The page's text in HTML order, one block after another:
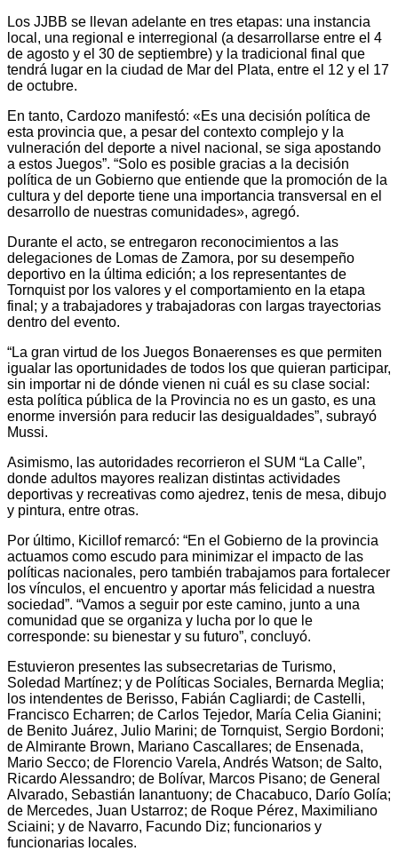
Los JJBB se llevan adelante en tres etapas: una instancia
local, una regional e interregional (a desarrollarse entre el 4
de agosto y el 30 de septiembre) y la tradicional final que
tendrá lugar en la ciudad de Mar del Plata, entre el 12 y el 17
de octubre.
En tanto, Cardozo manifestó: «Es una decisión política de
esta provincia que, a pesar del contexto complejo y la
vulneración del deporte a nivel nacional, se siga apostando
a estos Juegos”. “Solo es posible gracias a la decisión
política de un Gobierno que entiende que la promoción de la
cultura y del deporte tiene una importancia transversal en el
desarrollo de nuestras comunidades», agregó.
Durante el acto, se entregaron reconocimientos a las
delegaciones de Lomas de Zamora, por su desempeño
deportivo en la última edición; a los representantes de
Tornquist por los valores y el comportamiento en la etapa
final; y a trabajadores y trabajadoras con largas trayectorias
dentro del evento.
“La gran virtud de los Juegos Bonaerenses es que permiten
igualar las oportunidades de todos los que quieran participar,
sin importar ni de dónde vienen ni cuál es su clase social:
esta política pública de la Provincia no es un gasto, es una
enorme inversión para reducir las desigualdades”, subrayó
Mussi.
Asimismo, las autoridades recorrieron el SUM “La Calle”,
donde adultos mayores realizan distintas actividades
deportivas y recreativas como ajedrez, tenis de mesa, dibujo
y pintura, entre otras.
Por último, Kicillof remarcó: “En el Gobierno de la provincia
actuamos como escudo para minimizar el impacto de las
políticas nacionales, pero también trabajamos para fortalecer
los vínculos, el encuentro y aportar más felicidad a nuestra
sociedad”. “Vamos a seguir por este camino, junto a una
comunidad que se organiza y lucha por lo que le
corresponde: su bienestar y su futuro”, concluyó.
Estuvieron presentes las subsecretarias de Turismo,
Soledad Martínez; y de Políticas Sociales, Bernarda Meglia;
los intendentes de Berisso, Fabián Cagliardi; de Castelli,
Francisco Echarren; de Carlos Tejedor, María Celia Gianini;
de Benito Juárez, Julio Marini; de Tornquist, Sergio Bordoni;
de Almirante Brown, Mariano Cascallares; de Ensenada,
Mario Secco; de Florencio Varela, Andrés Watson; de Salto,
Ricardo Alessandro; de Bolívar, Marcos Pisano; de General
Alvarado, Sebastián Ianantuony; de Chacabuco, Darío Golía;
de Mercedes, Juan Ustarroz; de Roque Pérez, Maximiliano
Sciaini; y de Navarro, Facundo Diz; funcionarios y
funcionarias locales.